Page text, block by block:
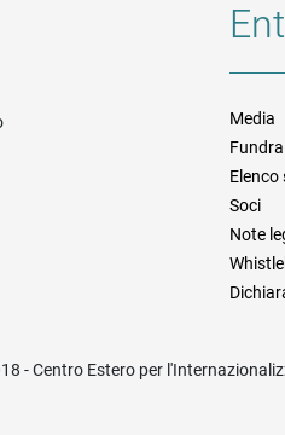
Media
Soci
Note
- Centro Estero per